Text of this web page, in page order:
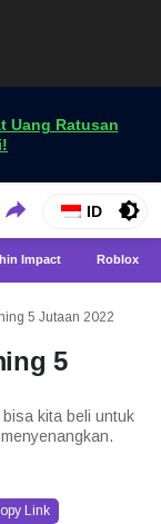
Uang Ratusan
Hanya di VCGamers
ID
Impact Roblox
5 Jutaan 2022
5
kita beli untuk
Link